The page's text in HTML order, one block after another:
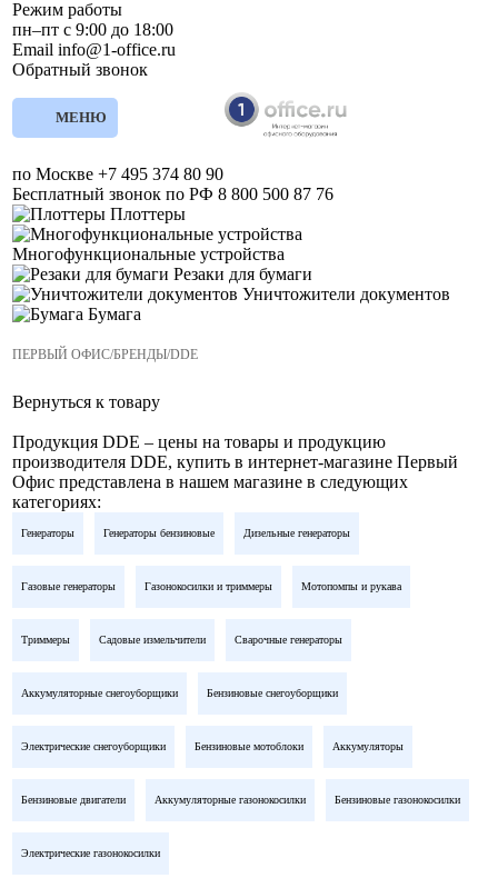
Режим работы
пн–пт с 9:00 до 18:00
Email info@1-office.ru
Обратный звонок
МЕНЮ
по Москве +7 495 374 80 90
Бесплатный звонок по РФ 8 800 500 87 76
Плоттеры
Многофункциональные устройства
Резаки для бумаги
Уничтожители документов
Бумага
ПЕРВЫЙ ОФИС/БРЕНДЫ/DDE
Вернуться к товару
Продукция DDE – цены на товары и продукцию
производителя DDE, купить в интернет-магазине Первый
Офис представлена в нашем магазине в следующих
категориях:
Генераторы Генераторы бензиновые Дизельные генераторы
Газовые генераторы Газонокосилки и триммеры Мотопомпы и рукава
Триммеры Садовые измельчители Сварочные генераторы
Аккумуляторные снегоуборщики Бензиновые снегоуборщики
Электрические снегоуборщики Бензиновые мотоблоки Аккумуляторы
Бензиновые двигатели Аккумуляторные газонокосилки Бензиновые газонокосилки
Электрические газонокосилки